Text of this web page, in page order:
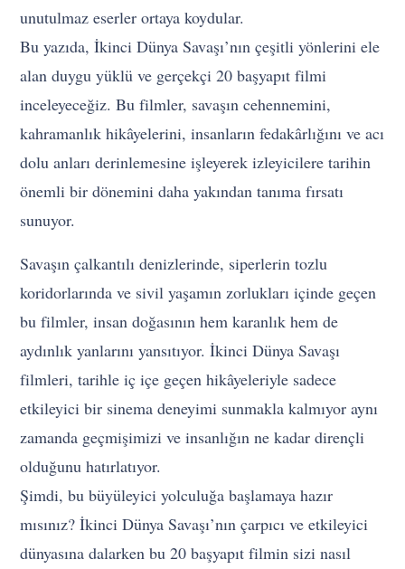
unutulmaz eserler ortaya koydular.
Bu yazıda, İkinci Dünya Savaşı’nın çeşitli yönlerini ele
alan duygu yüklü ve gerçekçi 20 başyapıt filmi
inceleyeceğiz. Bu filmler, savaşın cehennemini,
kahramanlık hikâyelerini, insanların fedakârlığını ve acı
dolu anları derinlemesine işleyerek izleyicilere tarihin
önemli bir dönemini daha yakından tanıma fırsatı
sunuyor.
Savaşın çalkantılı denizlerinde, siperlerin tozlu
koridorlarında ve sivil yaşamın zorlukları içinde geçen
bu filmler, insan doğasının hem karanlık hem de
aydınlık yanlarını yansıtıyor. İkinci Dünya Savaşı
filmleri, tarihle iç içe geçen hikâyeleriyle sadece
etkileyici bir sinema deneyimi sunmakla kalmıyor aynı
zamanda geçmişimizi ve insanlığın ne kadar dirençli
olduğunu hatırlatıyor.
Şimdi, bu büyüleyici yolculuğa başlamaya hazır
mısınız? İkinci Dünya Savaşı’nın çarpıcı ve etkileyici
dünyasına dalarken bu 20 başyapıt filmin sizi nasıl